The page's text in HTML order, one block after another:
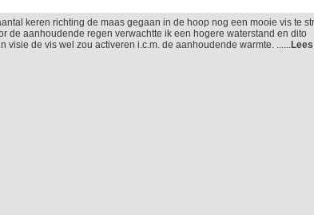
keren richting de maas gegaan in de hoop nog een mooie vis te
de aanhoudende regen verwachtte ik een hogere waterstand en dito
visie de vis wel zou activeren i.c.m. de aanhoudende warmte. ......